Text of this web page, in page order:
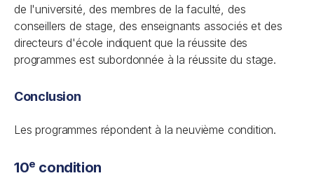
de l'université, des membres de la faculté, des
conseillers de stage, des enseignants associés et des
directeurs d'école indiquent que la réussite des
programmes est subordonnée à la réussite du stage.
Conclusion
Les programmes répondent à la neuvième condition.
10e condition